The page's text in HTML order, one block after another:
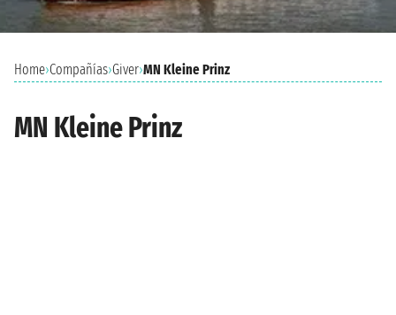
Home›Compañías›Giver›MN Kleine Prinz
MN Kleine Prinz